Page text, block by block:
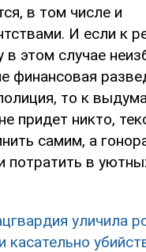
в том числе и
И если к
в этом случае
финансовая
то к
придет никто,
самим, а
потратить в
уличила